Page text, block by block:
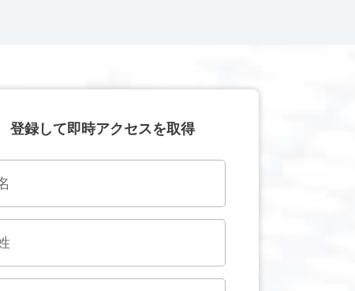
登録して即時アクセスを取得